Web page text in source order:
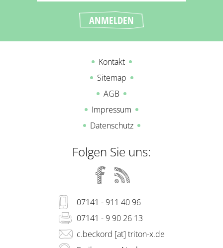
Kontakt
Sitemap
AGB
Impressum
Datenschutz
Folgen Sie uns:
07141 - 911 40 96
07141 - 9 90 26 13
c.beckord [at] triton-x.de